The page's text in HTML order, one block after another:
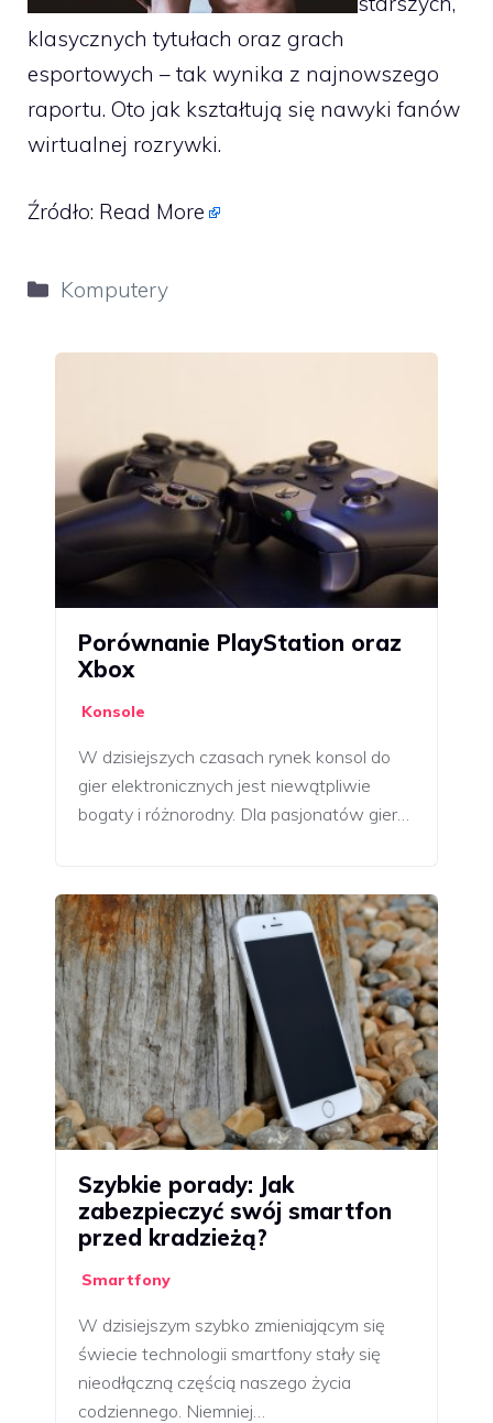
klasycznych tytułach oraz grach
esportowych – tak wynika z najnowszego
raportu. Oto jak kształtują się nawyki fanów
wirtualnej rozrywki.
Źródło: Read More
Kategorie
Komputery
Porównanie PlayStation oraz
Xbox
Konsole
W dzisiejszych czasach rynek konsol do
gier elektronicznych jest niewątpliwie
bogaty i różnorodny. Dla pasjonatów gier…
Szybkie porady: Jak
zabezpieczyć swój smartfon
przed kradzieżą?
Smartfony
W dzisiejszym szybko zmieniającym się
świecie technologii smartfony stały się
nieodłączną częścią naszego życia
codziennego. Niemniej…